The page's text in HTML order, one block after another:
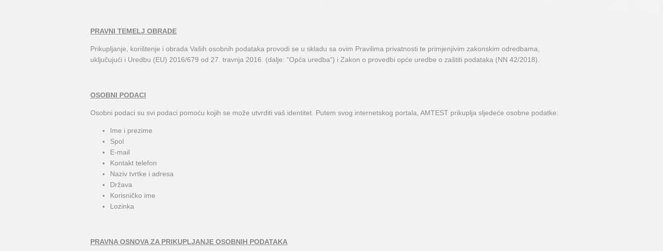
PRAVNI TEMELJ OBRADE
Prikupljanje, korištenje i obrada Vaših osobnih podataka provodi se u skladu sa ovim Pravilima privatnosti te primjenjivim zakonskim odredbama,
uključujući i Uredbu (EU) 2016/679 od 27. travnja 2016. (dalje: “Opća uredba“) i Zakon o provedbi opće uredbe o zaštiti podataka (NN 42/2018).
OSOBNI PODACI
Osobni podaci su svi podaci pomoću kojih se može utvrditi vaš identitet. Putem svog internetskog portala, AMTEST prikuplja sljedeće osobne podatke:
Ime i prezime
Spol
E-mail
Kontakt telefon
Naziv tvrtke i adresa
Država
Korisničko ime
Lozinka
PRAVNA OSNOVA ZA PRIKUPLJANJE OSOBNIH PODATAKA